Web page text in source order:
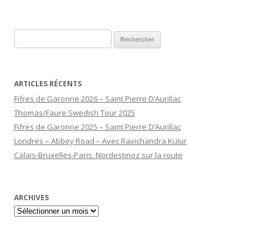
ARTICLES RÉCENTS
Fifres de Garonne 2026 – Saint Pierre D’Aurillac
Thomas/Faure Swedish Tour 2025
Fifres de Garonne 2025 – Saint Pierre D’Aurillac
Londres – Abbey Road – Avec Ravichandra Kulur
Calais-Bruxelles-Paris. Nordestinoz sur la route
ARCHIVES
Archives